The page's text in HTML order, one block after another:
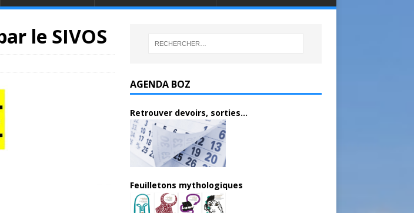
le SIVOS
AGENDA BOZ
Retrouver devoirs, sorties...
Feuilletons mythologiques